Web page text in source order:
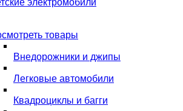
электромобили
товары
Внедорожники и джипы
Легковые автомобили
Квадроциклы и багги